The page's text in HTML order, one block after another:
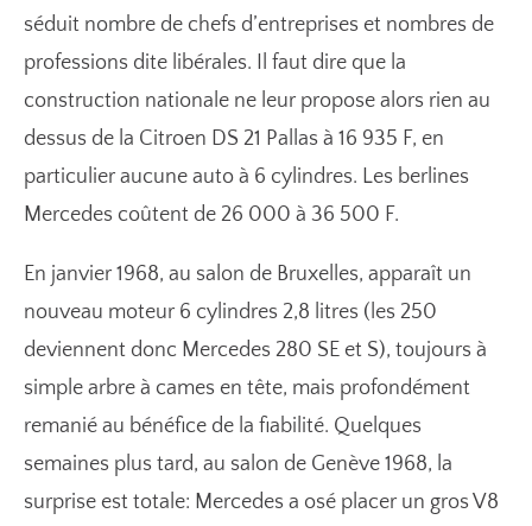
séduit nombre de chefs d’entreprises et nombres de
professions dite libérales. Il faut dire que la
construction nationale ne leur propose alors rien au
dessus de la Citroen DS 21 Pallas à 16 935 F, en
particulier aucune auto à 6 cylindres. Les berlines
Mercedes coûtent de 26 000 à 36 500 F.
En janvier 1968, au salon de Bruxelles, apparaît un
nouveau moteur 6 cylindres 2,8 litres (les 250
deviennent donc Mercedes 280 SE et S), toujours à
simple arbre à cames en tête, mais profondément
remanié au bénéfice de la fiabilité. Quelques
semaines plus tard, au salon de Genève 1968, la
surprise est totale: Mercedes a osé placer un gros V8